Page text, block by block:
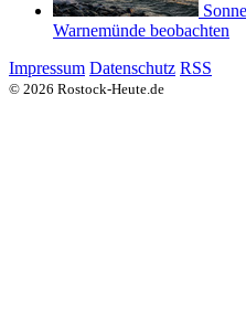
Warnemünde beobachten
Impressum Datenschutz RSS
© 2026 Rostock-Heute.de